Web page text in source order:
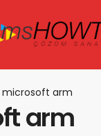
microsoft arm
arm